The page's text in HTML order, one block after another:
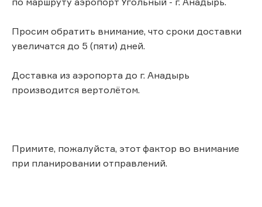
Просим обратить внимание, что сроки доставки
увеличатся до 5 (пяти) дней.
Доставка из аэропорта до г. Анадырь
производится вертолётом.
Примите, пожалуйста, этот фактор во внимание
при планировании отправлений.